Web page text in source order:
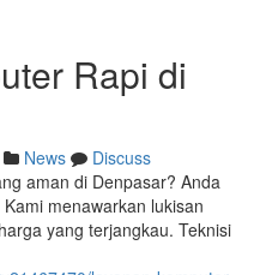
Rapi di
News
Discuss
aman di Denpasar? Anda
menawarkan lukisan
yang terjangkau. Teknisi